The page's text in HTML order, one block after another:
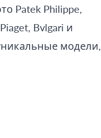
Patek Philippe,
Bvlgari и
модели,